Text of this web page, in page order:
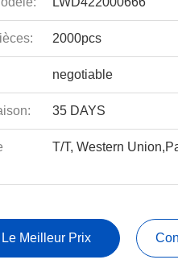
2000pcs
negotiable
35 DAYS
T/T, Western
Meilleur Prix